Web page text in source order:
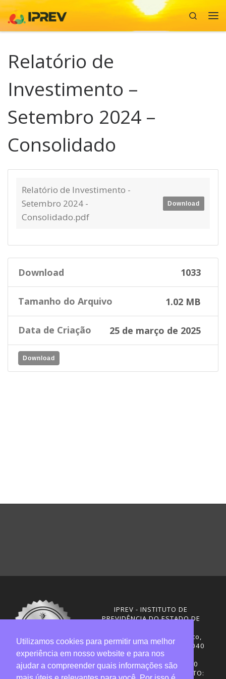
Skip to content
Search
Relatório de
Investimento –
Setembro 2024 –
Consolidado
Relatório de Investimento -
Setembro 2024 -
Consolidado.pdf
Download
Download 1033
Tamanho do Arquivo 1.02 MB
Data de Criação 25 de março de 2025
Download
IPREV - INSTITUTO DE
PREVIDÊNCIA DO ESTADO DE
Rua Visconde de Ouro Preto,
291 – Centro - CEP: 88020-040
Florianópolis - SC
Telefones: (48) 3665-4600
HORÁRIO DE FUNCIONAMENTO:
Utilizamos cookies para permitir uma melhor
experiência em nosso website e para nos
ajudar a compreender quais informações são